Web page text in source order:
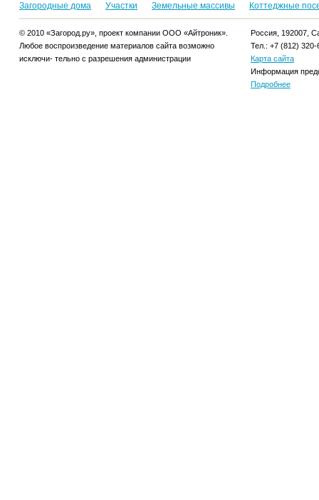
Загородные дома Участки Земельные массивы Коттеджные
© 2010 «Загород.ру», проект компании ООО «Айтроник».
Любое воспроизведение материалов сайта возможно
исключи- тельно с разрешения администрации
Россия, 192007,
Тел.: +7 (812) 320-
Карта сайта
Информация
Подробнее